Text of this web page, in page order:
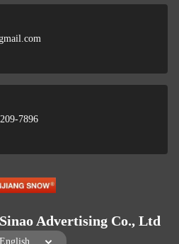
7896
Advertising Co., Ltd